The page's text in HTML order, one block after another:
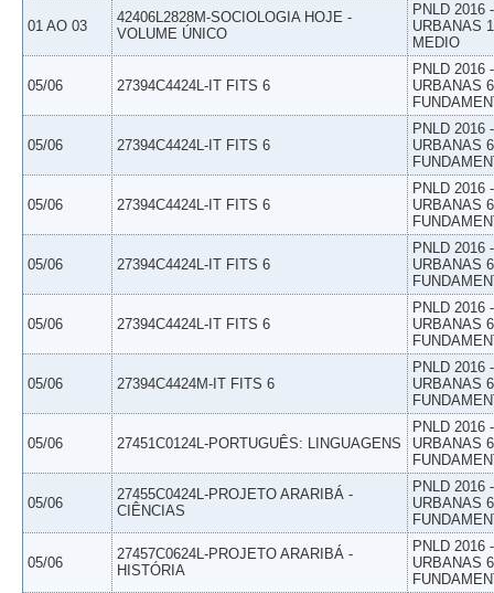
01 AO 03
42406L2828M-SOCIOLOGIA HOJE -
VOLUME ÚNICO
PNLD 2016
URBANAS
MEDIO
05/06 27394C4424L-IT FITS 6
PNLD 2016
URBANAS
05/06 27394C4424L-IT FITS 6
PNLD 2016
URBANAS
05/06 27394C4424L-IT FITS 6
PNLD 2016
URBANAS
05/06 27394C4424L-IT FITS 6
PNLD 2016
URBANAS
05/06 27394C4424L-IT FITS 6
PNLD 2016
URBANAS
05/06 27394C4424M-IT FITS 6
PNLD 2016
URBANAS
05/06 27451C0124L-PORTUGUÊS: LINGUAGENS
PNLD 2016
URBANAS
05/06
27455C0424L-PROJETO ARARIBÁ -
CIÊNCIAS
PNLD 2016
URBANAS
05/06
27457C0624L-PROJETO ARARIBÁ -
HISTÓRIA
PNLD 2016
URBANAS